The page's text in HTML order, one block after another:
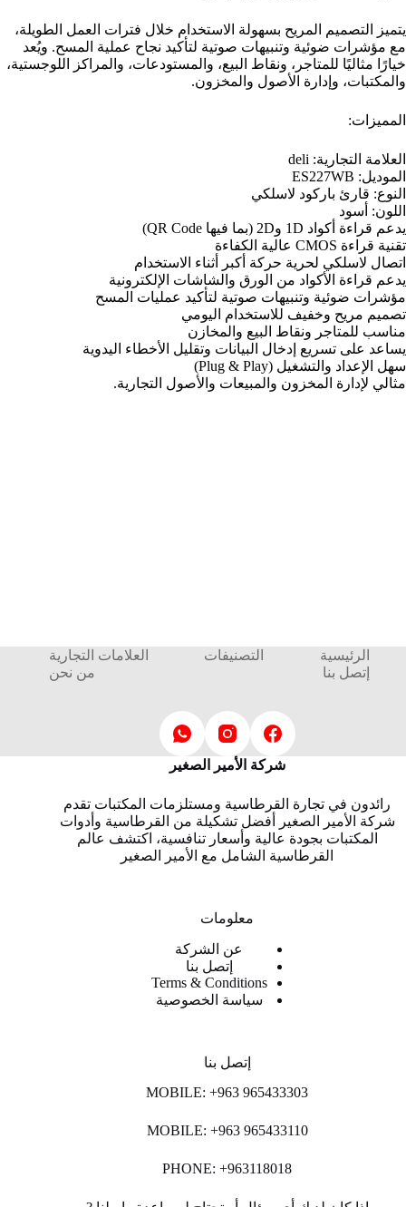
يتميز التصميم المريح بسهولة الاستخدام خلال فترات العمل الطويلة،
مع مؤشرات ضوئية وتنبيهات صوتية لتأكيد نجاح عملية المسح. ويُعد
خيارًا مثاليًا للمتاجر، ونقاط البيع، والمستودعات، والمراكز اللوجستية،
والمكتبات، وإدارة الأصول والمخزون.
المميزات:
العلامة التجارية: deli
الموديل: ES227WB
النوع: قارئ باركود لاسلكي
اللون: أسود
يدعم قراءة أكواد 1D و2D (بما فيها QR Code)
تقنية قراءة CMOS عالية الكفاءة
اتصال لاسلكي لحرية حركة أكبر أثناء الاستخدام
يدعم قراءة الأكواد من الورق والشاشات الإلكترونية
مؤشرات ضوئية وتنبيهات صوتية لتأكيد عمليات المسح
تصميم مريح وخفيف للاستخدام اليومي
مناسب للمتاجر ونقاط البيع والمخازن
يساعد على تسريع إدخال البيانات وتقليل الأخطاء اليدوية
سهل الإعداد والتشغيل (Plug & Play)
مثالي لإدارة المخزون والمبيعات والأصول التجارية.
الرئيسية التصنيفات
العلامات التجارية
إتصل بنا
من نحن
شركة الأمير الصغير
رائدون في تجارة القرطاسية ومستلزمات المكتبات تقدم
شركة الأمير الصغير أفضل تشكيلة من القرطاسية وأدوات
المكتبات بجودة عالية وأسعار تنافسية، اكتشف عالم
القرطاسية الشامل مع الأمير الصغير
معلومات
عن الشركة
إتصل بنا
Terms & Conditions
سياسة الخصوصية
إتصل بنا
MOBILE: +963 965433303
MOBILE: +963 965433110
PHONE: +963118018